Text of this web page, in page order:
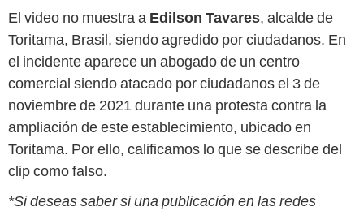
El video no muestra a Edilson Tavares, alcalde de
Toritama, Brasil, siendo agredido por ciudadanos. En
el incidente aparece un abogado de un centro
comercial siendo atacado por ciudadanos el 3 de
noviembre de 2021 durante una protesta contra la
ampliación de este establecimiento, ubicado en
Toritama. Por ello, calificamos lo que se describe del
clip como falso.
*Si deseas saber si una publicación en las redes